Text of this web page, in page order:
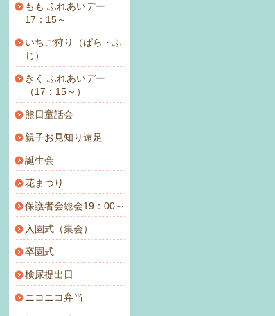
もも ふれあいデー
17：15～
いちご狩り（ばら・ふ
じ）
きく ふれあいデー
（17：15～）
熊日童話会
親子お見知り遠足
誕生会
花まつり
保護者会総会19：00～
入園式（集会）
卒園式
検尿提出日
ニコニコ弁当